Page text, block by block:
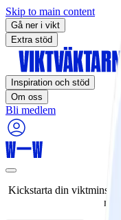
Skip to main content
Gå ner i vikt
Extra stöd
Inspiration och stöd
Om oss
Bli medlem
Kickstarta din